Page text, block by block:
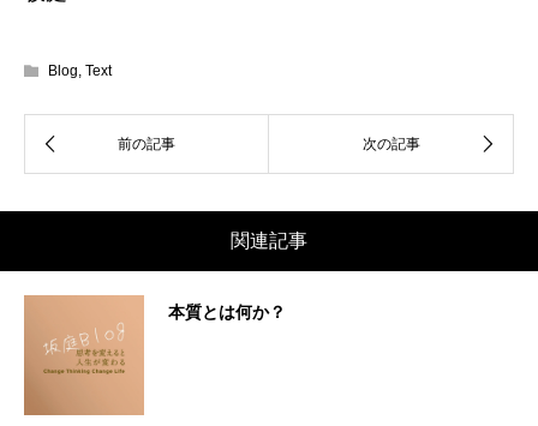
Blog, Text
関連記事
本質とは何か？